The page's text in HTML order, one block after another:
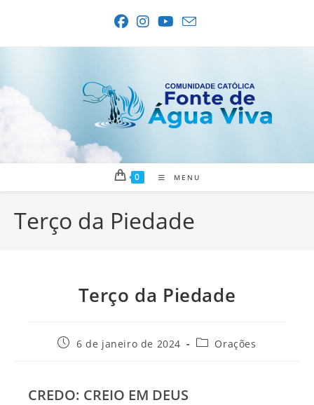
0 MENU
Terço da Piedade
Terço da Piedade
Post6 de janeiro de 2024
Categoria
Orações
CREDO: CREIO EM DEUS